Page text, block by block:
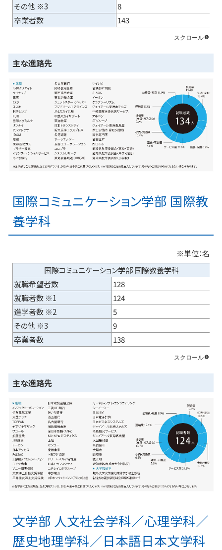
その他 ※3
8
卒業者数
143
主な進路先
国際コミュニケーション学部 国際教
養学科
※単位：名
国際コミュニケーション学部 国際教養学科
就職希望者数
128
就職者数 ※1
124
進学者数 ※2
5
その他 ※3
9
卒業者数
138
主な進路先
文学部 人文社会学科／心理学科／
歴史地理学科／日本語日本文学科